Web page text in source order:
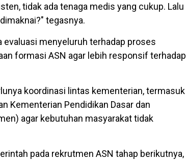
tidak ada tenaga medis yang cukup. Lalu
tegasnya.
evaluasi menyeluruh terhadap proses
formasi ASN agar lebih responsif terhadap
koordinasi lintas kementerian, termasuk
Kementerian Pendidikan Dasar dan
agar kebutuhan masyarakat tidak
pada rekrutmen ASN tahap berikutnya,